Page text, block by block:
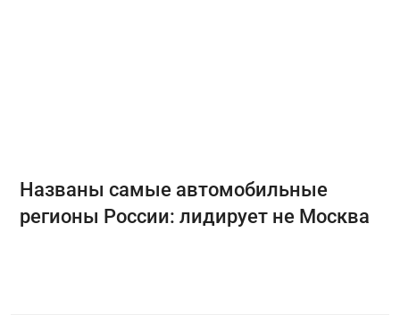
Названы самые автомобильные
регионы России: лидирует не Москва